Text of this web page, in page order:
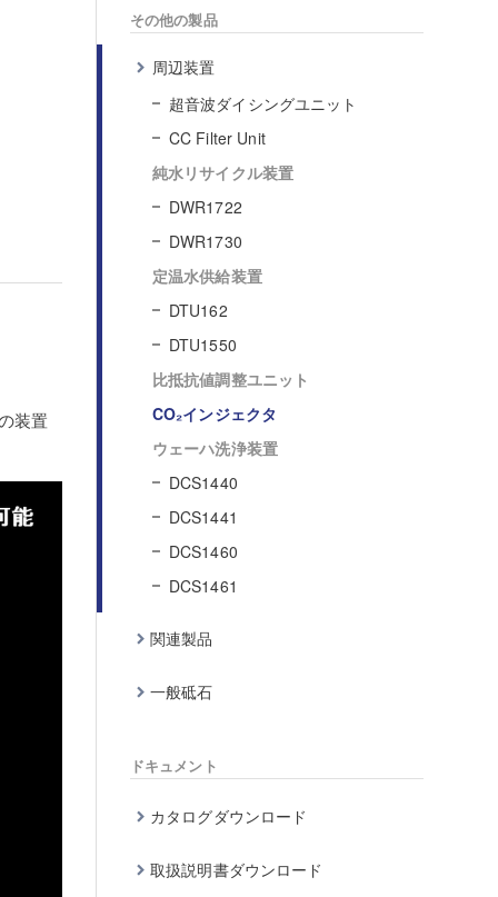
装置
その他の製品
周辺装置
超音波ダイシングユニット
CC Filter Unit
純水リサイクル装置
DWR1722
DWR1730
定温水供給装置
DTU162
DTU1550
比抵抗値調整ユニット
CO₂インジェクタ
ウェーハ洗浄装置
DCS1440
DCS1441
DCS1460
DCS1461
関連製品
一般砥石
ドキュメント
カタログダウンロード
取扱説明書ダウンロード